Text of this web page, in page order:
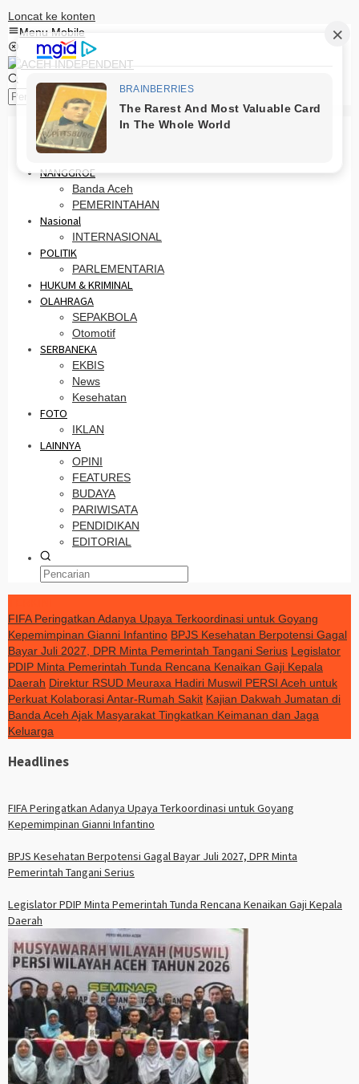
Loncat ke konten
Menu Mobile
HOME
PRO OTONOMI
NANGGROE
Banda Aceh
PEMERINTAHAN
Nasional
INTERNASIONAL
POLITIK
PARLEMENTARIA
HUKUM & KRIMINAL
OLAHRAGA
SEPAKBOLA
Otomotif
SERBANEKA
EKBIS
News
Kesehatan
FOTO
IKLAN
LAINNYA
OPINI
FEATURES
BUDAYA
PARIWISATA
PENDIDIKAN
EDITORIAL
FIFA Peringatkan Adanya Upaya Terkoordinasi untuk Goyang
Kepemimpinan Gianni Infantino BPJS Kesehatan Berpotensi Gagal
Bayar Juli 2027, DPR Minta Pemerintah Tangani Serius Legislator
PDIP Minta Pemerintah Tunda Rencana Kenaikan Gaji Kepala
Daerah Direktur RSUD Meuraxa Hadiri Muswil PERSI Aceh untuk
Perkuat Kolaborasi Antar-Rumah Sakit Kajian Dakwah Jumatan di
Banda Aceh Ajak Masyarakat Tingkatkan Keimanan dan Jaga
Keluarga
Headlines
FIFA Peringatkan Adanya Upaya Terkoordinasi untuk Goyang
Kepemimpinan Gianni Infantino
BPJS Kesehatan Berpotensi Gagal Bayar Juli 2027, DPR Minta
Pemerintah Tangani Serius
Legislator PDIP Minta Pemerintah Tunda Rencana Kenaikan Gaji Kepala
Daerah